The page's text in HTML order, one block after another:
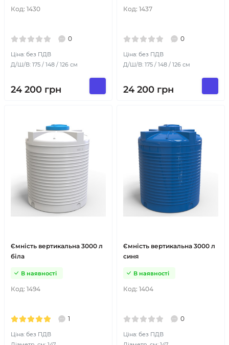
Код: 1430
0
Ціна: без ПДВ
Д/Ш/В: 175 / 148 / 126 см
24 200 грн
Код: 1437
0
Ціна: без ПДВ
Д/Ш/В: 175 / 148 / 126 см
24 200 грн
Ємність вертикальна 3000 л
біла
Код: 1494
В наявності
1
Ціна: без ПДВ
Ємність вертикальна 3000 л
синя
Код: 1404
В наявності
0
Ціна: без ПДВ